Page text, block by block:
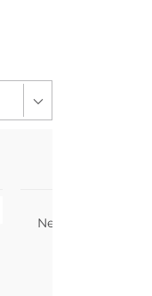
Nettoyant Visage